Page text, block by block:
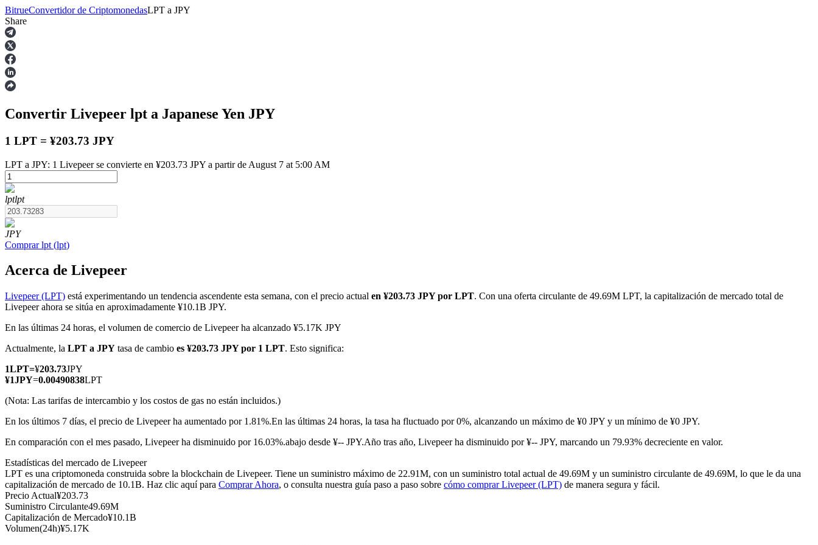
Futuros
Futuros del USDT
Futuros que utilizan USDT como garantía
Futuros COIN-M
Futuros de criptomonedas
BitrueConvertidor de CriptomonedasLPT a JPY
Share
Convertir Livepeer lpt a Japanese Yen JPY
1 LPT = ¥203.73 JPY
LPT a JPY: 1 Livepeer se convierte en ¥203.73 JPY a partir de August 7 at 5:00 AM
lptlpt
JPY
Comprar lpt (lpt)
Acerca de Livepeer
Livepeer (LPT) está experimentando un tendencia ascendente esta semana, con el precio actual en ¥203.73 JPY por LPT. Con una oferta circulante de 49.69M LPT, la capitalización de mercado total de
Livepeer ahora se sitúa en aproximadamente ¥10.1B JPY.
En las últimas 24 horas, el volumen de comercio de Livepeer ha alcanzado ¥5.17K JPY
Actualmente, la LPT a JPY tasa de cambio es ¥203.73 JPY por 1 LPT. Esto significa:
1LPT=¥203.73JPY
¥1JPY=0.00490838LPT
(Nota: Las tarifas de intercambio y los costos de gas no están incluidos.)
En los últimos 7 días, el precio de Livepeer ha aumentado por 1.81%.En las últimas 24 horas, la tasa ha fluctuado por 0%, alcanzando un máximo de ¥0 JPY y un mínimo de ¥0 JPY.
En comparación con el mes pasado, Livepeer ha disminuido por 16.03%.abajo desde ¥-- JPY.Año tras año, Livepeer ha disminuido por ¥-- JPY, marcando un 79.93% decreciente en valor.
Estadísticas del mercado de Livepeer
LPT es una criptomoneda construida sobre la blockchain de Livepeer. Tiene un suministro máximo de 22.91M, con un suministro total actual de 49.69M y un suministro circulante de 49.69M, lo que le da una
capitalización de mercado de 10.1B. Haz clic aquí para Comprar Ahora, o consulta nuestra guía paso a paso sobre cómo comprar Livepeer (LPT) de manera segura y fácil.
Precio Actual¥203.73
Suministro Circulante49.69M
Capitalización de Mercado¥10.1B
Volumen(24h)¥5.17K